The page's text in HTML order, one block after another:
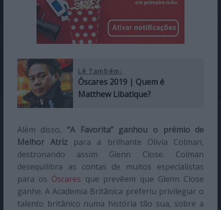
Lê Também:
Óscares 2019 | Quem é
Matthew Libatique?
Além disso,“A Favorita” ganhou o prémio de
Melhor Atriz para a brilhante Olivia Colman,
destronando assim Glenn Close. Colman
desequilibra as contas de muitos especialistas
para os Óscares que prevêem que Glenn Close
ganhe. A Academia Britânica preferiu privilegiar o
talento britânico numa história tão sua, sobre a